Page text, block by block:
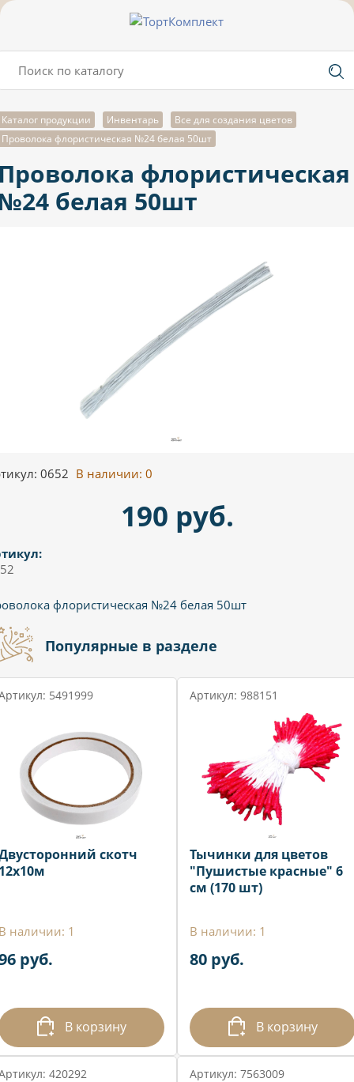
Каталог продукции Инвентарь
Все для создания цветов
Проволока флористическая №24 белая 50шт
флористическая
белая 50шт
0652 В наличии: 0
190 руб.
флористическая №24 белая 50шт
Популярные в разделе
5491999
скотч
наличии: 1
руб.
В корзину
Артикул: 988151
Тычинки для цветов
"Пушистые красные" 6
см (170 шт)
В наличии: 1
80 руб.
В корзину
420292 Артикул: 7563009